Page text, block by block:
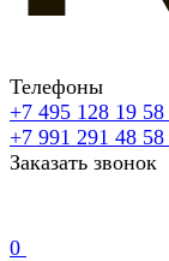
Телефоны
+7 495 128 19 58
+7 991 291 48 58
Заказать звонок
0